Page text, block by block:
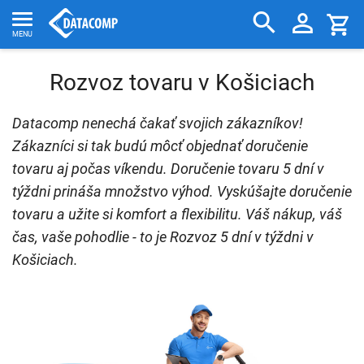
Rozvoz tovaru v Košiciach
Datacomp nenechá čakať svojich zákazníkov!
Zákazníci si tak budú môcť objednať doručenie
tovaru aj počas víkendu. Doručenie tovaru 5 dní v
týždni prináša množstvo výhod. Vyskúšajte doručenie
tovaru a užite si komfort a flexibilitu. Váš nákup, váš
čas, vaše pohodlie - to je Rozvoz 5 dní v týždni v
Košiciach.